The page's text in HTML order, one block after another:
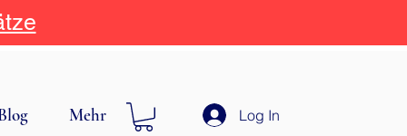
Mehr Log In